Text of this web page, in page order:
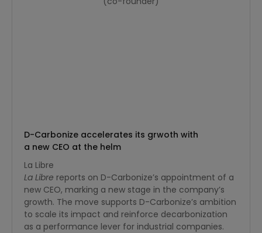
D-Carbonize accelerates its grwoth with
a new CEO at the helm
La Libre
La Libre reports on D-Carbonize’s appointment of a
new CEO, marking a new stage in the company’s
growth. The move supports D-Carbonize’s ambition
to scale its impact and reinforce decarbonization
as a performance lever for industrial companies.